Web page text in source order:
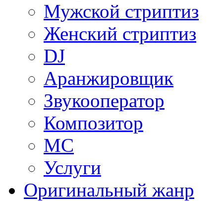
Мужской стриптиз
Женский стриптиз
DJ
Аранжировщик
Звукооператор
Композитор
МС
Услуги
Оригинальный жанр